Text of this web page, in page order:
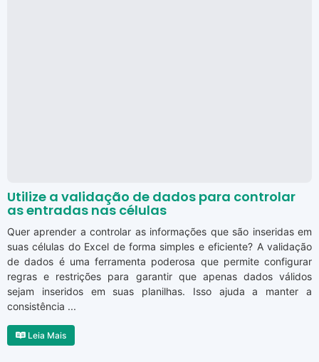
Utilize a validação de dados para controlar
as entradas nas células
Quer aprender a controlar as informações que são inseridas em
suas células do Excel de forma simples e eficiente? A validação
de dados é uma ferramenta poderosa que permite configurar
regras e restrições para garantir que apenas dados válidos
sejam inseridos em suas planilhas. Isso ajuda a manter a
consistência ...
Leia Mais